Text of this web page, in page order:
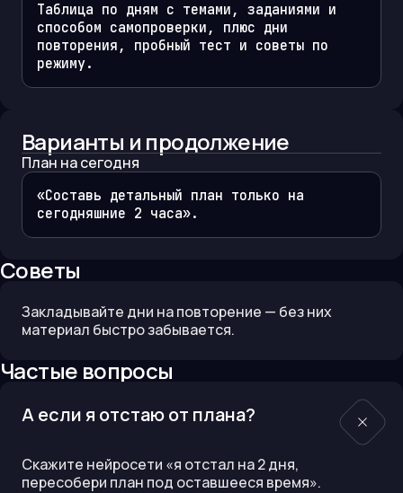
Таблица по дням с темами, заданиями и
способом самопроверки, плюс дни
повторения, пробный тест и советы по
режиму.
Варианты и продолжение
План на сегодня
«Составь детальный план только на
сегодняшние 2 часа».
Советы
Закладывайте дни на повторение — без них
материал быстро забывается.
Частые вопросы
А если я отстаю от плана?
Скажите нейросети «я отстал на 2 дня,
пересобери план под оставшееся время».